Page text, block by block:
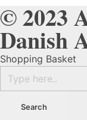
© 2023
Danish
Shopping Basket